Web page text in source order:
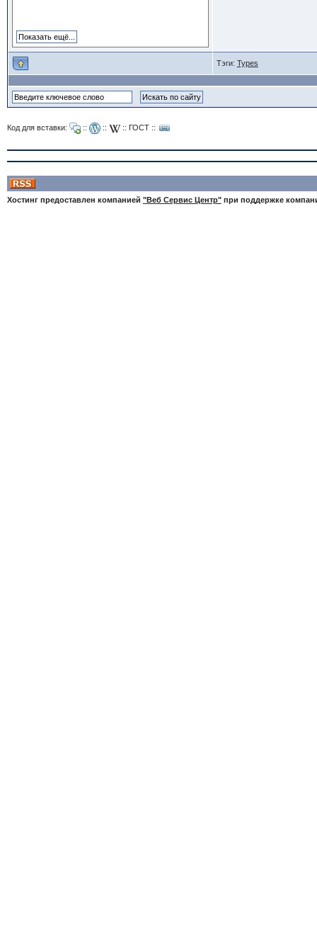
Тэги: Types
Код для вставки: :: :: :: ГОСТ::
Хостинг предоставлен компанией "Веб Сервис Центр"при поддержке